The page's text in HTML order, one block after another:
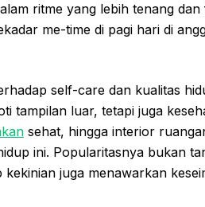
ritme yang lebih tenang
me-time di pagi hari di
self-care dan kualitas
tampilan luar, tetapi juga
sehat, hingga interior
ini. Popularitasnya bukan
juga menawarkan